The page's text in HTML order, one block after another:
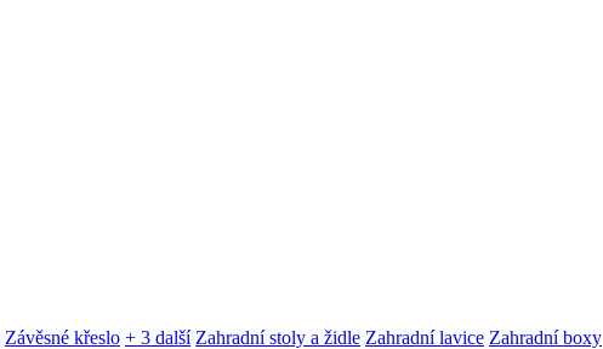
Závěsné křeslo + 3 další Zahradní stoly a židle Zahradní lavice Zahradní boxy